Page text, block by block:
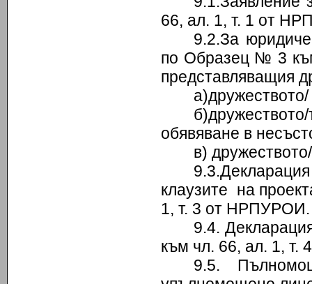
66, ал. 1, т. 1 от
9.2.За
по Образец № 3
представляващия
обявяване в
в)
клаузите на
1, т. 3 от НРПУРОИ.
9.4.
към чл. 66, ал. 1,
9.5.